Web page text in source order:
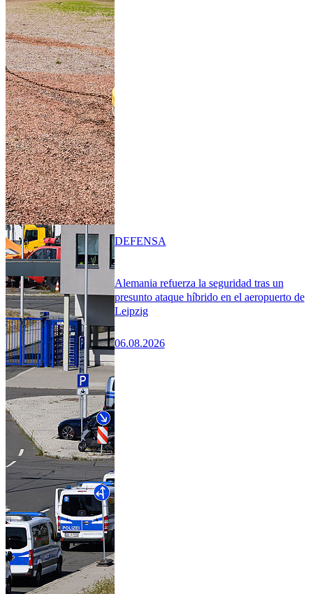
Alemania refuerza la seguridad tras un
presunto ataque híbrido en el aeropuerto de
Leipzig
06.08.2026
DEFENSA